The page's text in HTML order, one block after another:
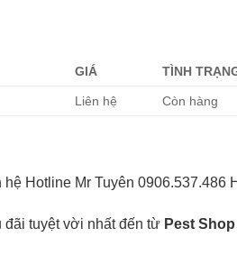
GIÁ TÌNH
Liên hệ Còn hàng
Hotline Mr Tuyên
tuyệt vời nhất đến từ Pest Shop